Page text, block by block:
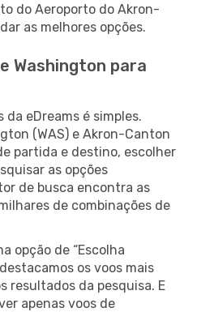
do Aeroporto do Akron-
as melhores opções.
Washington para
da eDreams é simples.
(WAS) e Akron-Canton
partida e destino, escolher
as opções
de busca encontra as
de combinações de
opção de “Escolha
os voos mais
resultados da pesquisa. E
apenas voos de